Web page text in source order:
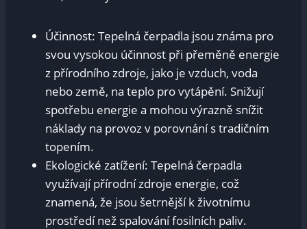
Účinnost: Tepelná čerpadla jsou známa pro
svou vysokou účinnost při přeměně energie
z přírodního zdroje, jako je vzduch, voda
nebo země, na teplo pro vytápění. Snižují
spotřebu energie a mohou výrazně snížit
náklady na provoz v porovnání s tradičním
topením.
Ekologické zatížení: Tepelná čerpadla
využívají přírodní zdroje energie, což
znamená, že jsou šetrnější k životnímu
prostředí než spalování fosilních paliv.